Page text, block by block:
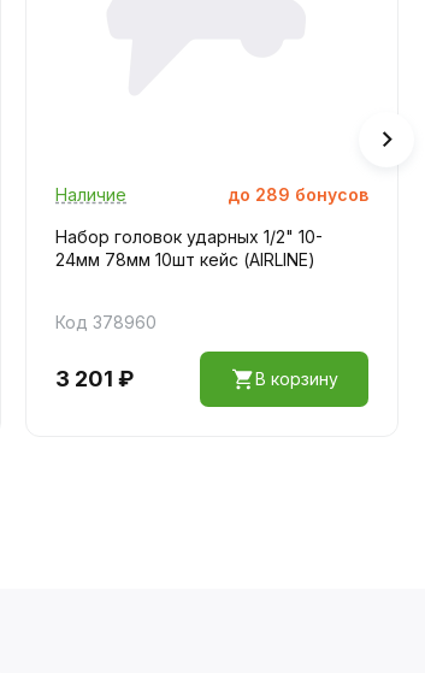
Наличие до 289 бонусов
Набор головок ударных 1/2" 10-
24мм 78мм 10шт кейс (AIRLINE)
Код 378960
3 201 ₽ В корзину